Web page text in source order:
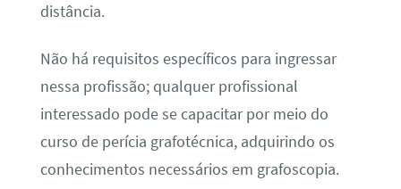
distância.
Não há requisitos específicos para ingressar
nessa profissão; qualquer profissional
interessado pode se capacitar por meio do
curso de perícia grafotécnica, adquirindo os
conhecimentos necessários em grafoscopia.